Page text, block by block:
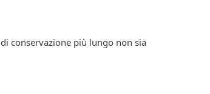
conservazione più lungo non sia